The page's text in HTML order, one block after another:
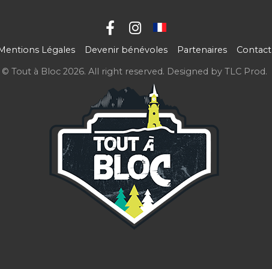
Légales Devenir bénévoles Partenaires
Contact
© Tout à Bloc 2026. All right reserved. Designed by TLC Prod.